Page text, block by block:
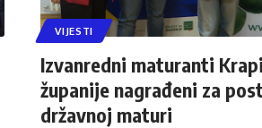
VIJESTI
Izvanredni maturanti
županije nagrađeni za
državnoj maturi